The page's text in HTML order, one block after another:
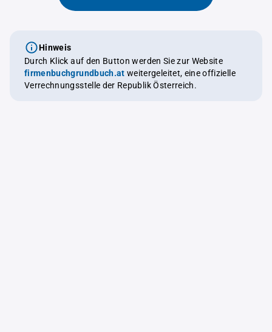
Hinweis
Durch Klick auf den Button werden Sie zur Website
firmenbuchgrundbuch.at weitergeleitet, eine offizielle
Verrechnungsstelle der Republik Österreich.